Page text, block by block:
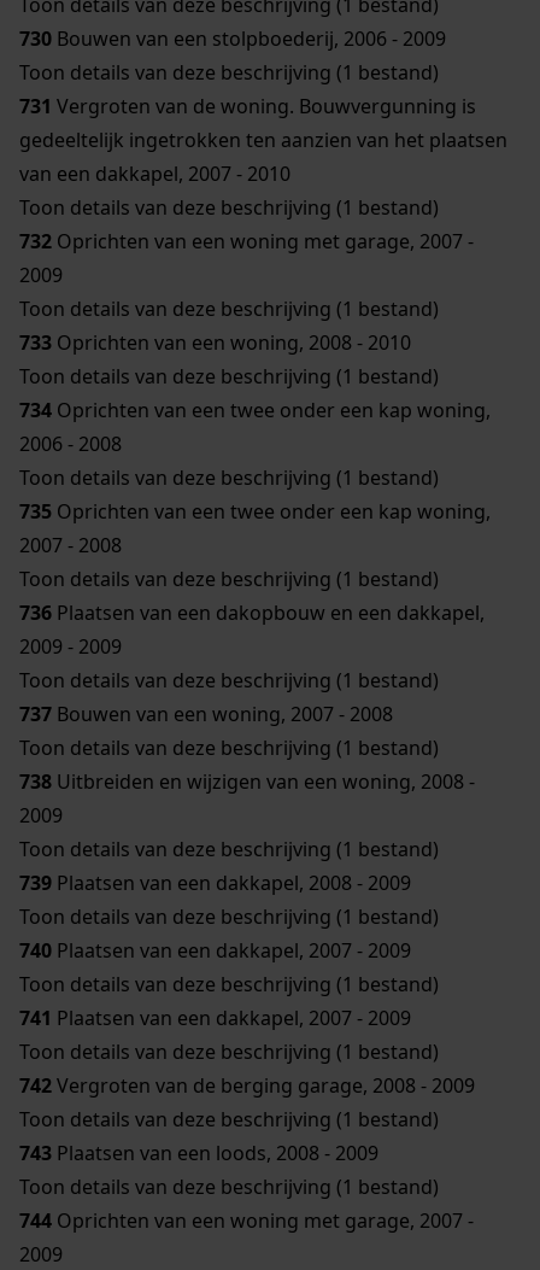
730 Bouwen van een stolpboederij, 2006 - 2009
Toon details van deze beschrijving (1 bestand)
731 Vergroten van de woning. Bouwvergunning is
gedeeltelijk ingetrokken ten aanzien van het plaatsen
van een dakkapel, 2007 - 2010
Toon details van deze beschrijving (1 bestand)
732 Oprichten van een woning met garage, 2007 -
2009
Toon details van deze beschrijving (1 bestand)
733 Oprichten van een woning, 2008 - 2010
Toon details van deze beschrijving (1 bestand)
734 Oprichten van een twee onder een kap woning,
2006 - 2008
Toon details van deze beschrijving (1 bestand)
735 Oprichten van een twee onder een kap woning,
2007 - 2008
Toon details van deze beschrijving (1 bestand)
736 Plaatsen van een dakopbouw en een dakkapel,
2009 - 2009
Toon details van deze beschrijving (1 bestand)
737 Bouwen van een woning, 2007 - 2008
Toon details van deze beschrijving (1 bestand)
738 Uitbreiden en wijzigen van een woning, 2008 -
2009
Toon details van deze beschrijving (1 bestand)
739 Plaatsen van een dakkapel, 2008 - 2009
Toon details van deze beschrijving (1 bestand)
740 Plaatsen van een dakkapel, 2007 - 2009
Toon details van deze beschrijving (1 bestand)
741 Plaatsen van een dakkapel, 2007 - 2009
Toon details van deze beschrijving (1 bestand)
742Vergroten van de berging garage, 2008 - 2009
Toon details van deze beschrijving (1 bestand)
743 Plaatsen van een loods, 2008 - 2009
Toon details van deze beschrijving (1 bestand)
744 Oprichten van een woning met garage, 2007 -
2009